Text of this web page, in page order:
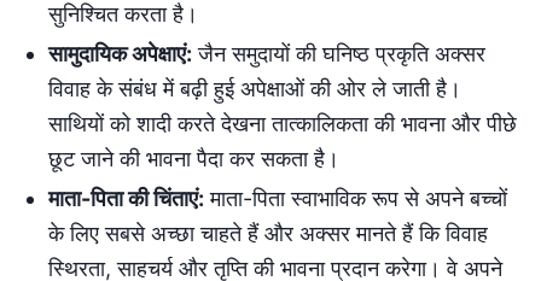
सुनिश्चित करता है।
सामुदायिक अपेक्षाएं: जैन समुदायों की घनिष्ठ प्रकृति अक्सर
विवाह के संबंध में बढ़ी हुई अपेक्षाओं की ओर ले जाती है।
साथियों को शादी करते देखना तात्कालिकता की भावना और पीछे
छूट जाने की भावना पैदा कर सकता है।
माता-पिता की चिंताएं: माता-पिता स्वाभाविक रूप से अपने बच्चों
के लिए सबसे अच्छा चाहते हैं और अक्सर मानते हैं कि विवाह
स्थिरता, साहचर्य और तृप्ति की भावना प्रदान करेगा। वे अपने